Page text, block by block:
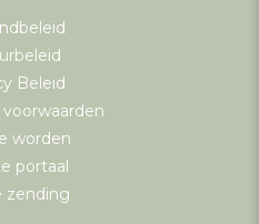
Beleid
worden
portaal
zending